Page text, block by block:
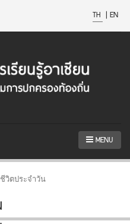
TH | EN
MENU
วิตประจำวัน